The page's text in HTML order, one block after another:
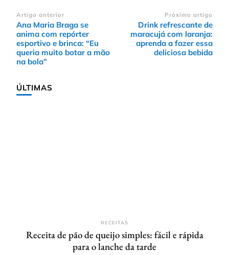
Navegação
de
post
Artigo anterior
Ana Maria Braga se
anima com repórter
esportivo e brinca: “Eu
queria muito botar a mão
na bola”
Próximo artigo
Drink refrescante de
maracujá com laranja:
aprenda a fazer essa
deliciosa bebida
ÚLTIMAS
RECEITAS
Receita de pão de queijo simples: fácil e rápida
para o lanche da tarde